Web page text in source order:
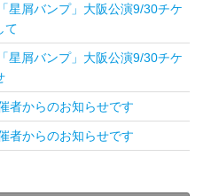
星屑バンプ」大阪公演9/30チケ
て
星屑バンプ」大阪公演9/30チケ
者からのお知らせです
者からのお知らせです